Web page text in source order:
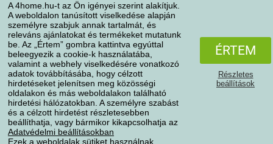
A 4home.hu-t az Ön igényei szerint alakítjuk.
A weboldalon tanúsított viselkedése alapján
személyre szabjuk annak tartalmát, és
releváns ajánlatokat és termékeket mutatunk
be. Az „Értem” gombra kattintva egyúttal
beleegyezik a cookie-k használatába,
valamint a webhely viselkedésére vonatkozó
adatok továbbításába, hogy célzott
hirdetéseket jelenítsen meg közösségi
oldalakon és más weboldalakon található
hirdetési hálózatokban. A személyre szabást
és a célzott hirdetést részletesebben
beállíthatja, vagy bármikor kikapcsolhatja az
Adatvédelmi beállításokban
Ezek a weboldalak sütiket használnak.
ÉRTEM
Részletes
beállítások
Fizetési módok
AdatvédelemSüti szabályzat